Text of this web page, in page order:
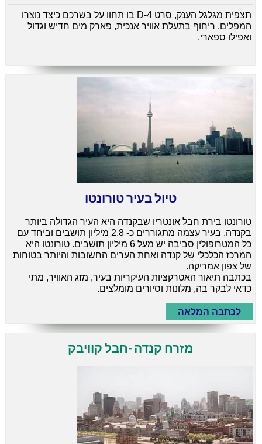
תצפית מגלגל הענק, סרט 4-D בו תחוו על בשרכם כיצד נוצרו
המפלים, ריחוף בתעלת אוויר אנכית, פארק מים חדיש וגדול
ואפילו ספארי.
טיול בעיר טורונטו
טורונטו בירת חבל אונטריו שבקנדה היא העיר הגדולה ביותר
בקנדה. בעיר עצמה מתגוררים כ- 2.8 מיליון תושבים וביחד עם
כל המטרופולין סביבה יש מעל 6 מיליון תושבים. טורונטו היא
המרכז הכלכלי של קנדה ואחת הערים החשובות והיותר בטוחות
של צפון אמריקה.
בכתבה תיאור האטרקציות העיקריות בעיר, מזג האוויר, מתי
כדאי לבקר בה, מלונות וסיורים מומלצים.
לכתבה המלאה
מזרח קנדה -חבל קוויבק